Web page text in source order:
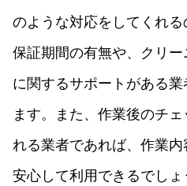
のような対応をしてくれる
保証期間の有無や、クリ
に関するサポートがある
ます。また、作業後のチ
れる業者であれば、作業内
安心して利用できるでしょ